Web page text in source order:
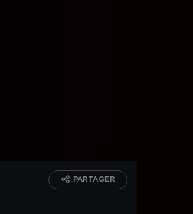
PARTAGER